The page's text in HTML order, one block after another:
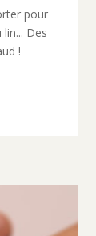
pour
Des
!